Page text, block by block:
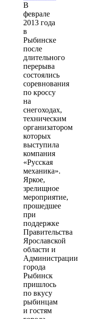
В
феврале
2013 года
в
Рыбинске
после
длительного
перерыва
состоялись
соревнования
по кроссу
на
снегоходах,
техническим
организатором
которых
выступила
компания
«Русская
механика».
Яркое,
зрелищное
мероприятие,
прошедшее
при
поддержке
Правительства
Ярославской
области и
Администрации
города
Рыбинск
пришлось
по вкусу
рыбинцам
и гостям